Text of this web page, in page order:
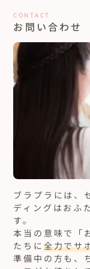
CONTACT
お問い合わせ
ブラプラには、
ディングはおふ
す。
本当の意味で「
たちに 全力でサ
準備中の方も、